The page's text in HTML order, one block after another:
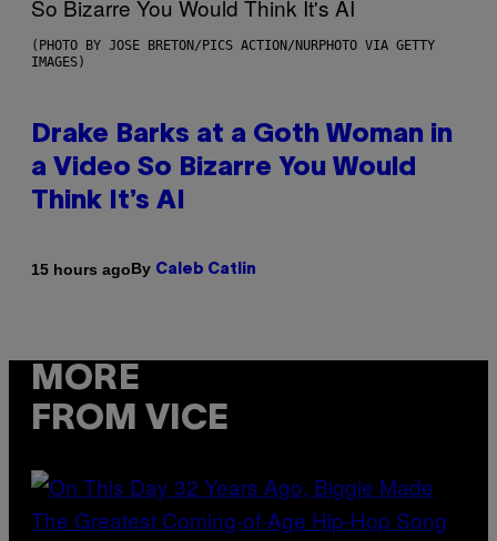
(PHOTO BY JOSE BRETON/PICS ACTION/NURPHOTO VIA GETTY
IMAGES)
Drake Barks at a Goth Woman in
a Video So Bizarre You Would
Think It’s AI
15 hours agoBy Caleb Catlin
MORE
FROM VICE